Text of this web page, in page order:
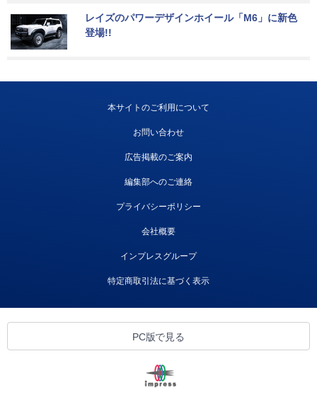
レイズのパワーデザインホイール「M6」に新色
登場!!
本サイトのご利用について
お問い合わせ
広告掲載のご案内
編集部へのご連絡
プライバシーポリシー
会社概要
インプレスグループ
特定商取引法に基づく表示
PC版で見る